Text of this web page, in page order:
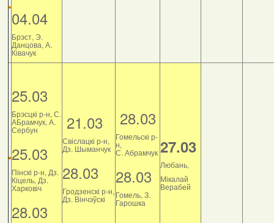
04.04
Брэст, Э.
Данцова, А.
Ківачук
25.03
Брэсцкі р-н, С.
АБрамчук, А.
Сербун
25.03
Пінскі р-н, Дз.
Кіцель, Дз.
Харковіч
28.03
21.03
Свіслацкі р-н,
Дз. Шыманчук
28.03
Гродзенскі р-н,
Дз. Вінчэўскі
28.03
Гомельскі р-
н,
С. Абрамчук
28.03
Гомель, З.
Гарошка
27.03
Любань,
Мікалай
Верабей